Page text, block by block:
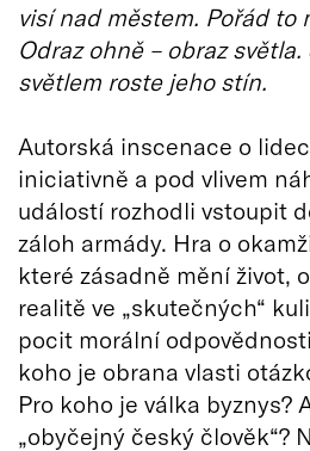
visí nad městem. Pořád to
Odraz ohně – obraz
světlem roste jeho stín.
Autorská inscenace o
iniciativně a pod vlivem
událostí rozhodli vstoupit
záloh armády. Hra o
které zásadně mění život,
realitě ve „skutečných“
pocit morální
koho je obrana vlasti
Pro koho je válka byznys?
„obyčejný český člověk“?